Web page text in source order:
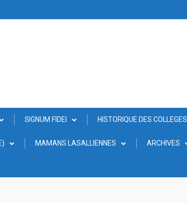
SIGNUM FIDEI HISTORIQUE DES COLLEGES
MAMANS LASALLIENNES ARCHIVES